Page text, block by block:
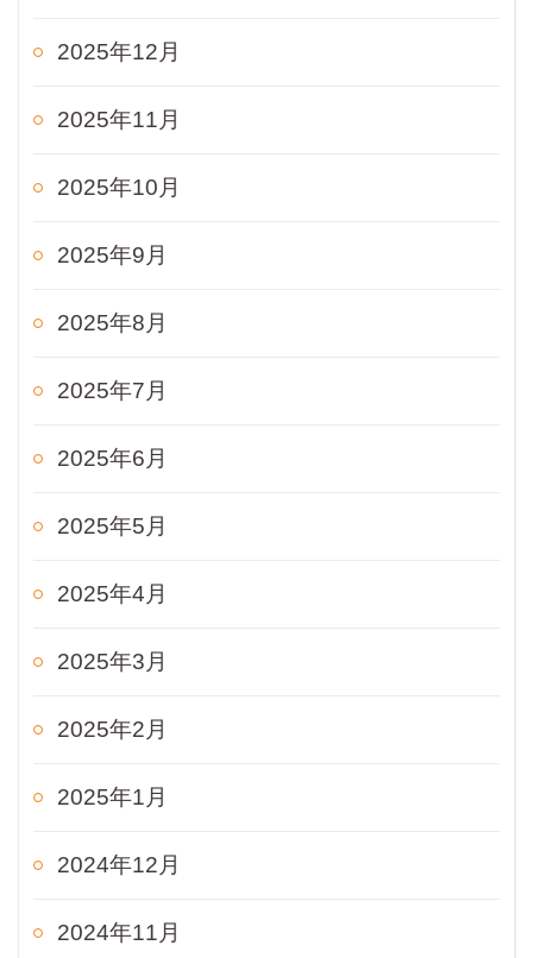
2025年12月
2025年11月
2025年10月
2025年9月
2025年8月
2025年7月
2025年6月
2025年5月
2025年4月
2025年3月
2025年2月
2025年1月
2024年12月
2024年11月